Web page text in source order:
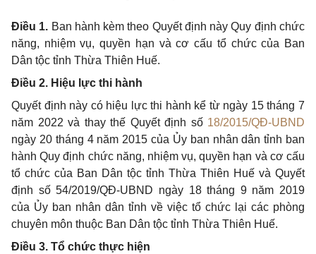
Điều 1. Ban hành kèm theo Quyết định này Quy định chức
năng, nhiệm vụ, quyền hạn và cơ cấu tổ chức của Ban
Dân tộc tỉnh Thừa Thiên Huế.
Điều 2. Hiệu lực thi hành
Quyết định này có hiệu lực thi hành kể từ ngày 15 tháng 7
năm 2022 và thay thế Quyết định số 18/2015/QĐ-UBND
ngày 20 tháng 4 năm 2015 của Ủy ban nhân dân tỉnh ban
hành Quy định chức năng, nhiệm vụ, quyền hạn và cơ cấu
tổ chức của Ban Dân tộc tỉnh Thừa Thiên Huế và Quyết
định số 54/2019/QĐ-UBND ngày 18 tháng 9 năm 2019
của Ủy ban nhân dân tỉnh về việc tổ chức lại các phòng
chuyên môn thuộc Ban Dân tộc tỉnh Thừa Thiên Huế.
Điều 3. Tổ chức thực hiện